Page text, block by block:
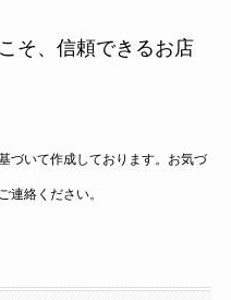
そ、信頼できるお店
づいて作成しております。お気づ
連絡ください。